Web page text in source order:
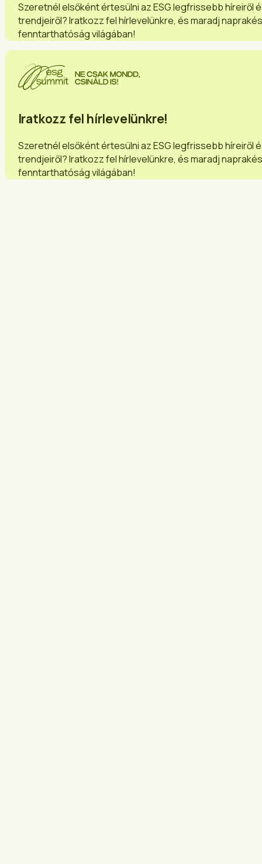
Szeretnél elsőként értesülni az ESG legfrissebb híreiről
trendjeiről? Iratkozz fel hírlevelünkre, és maradj
fenntarthatóság világában!
Iratkozz fel hírlevelünkre!
Szeretnél elsőként értesülni az ESG legfrissebb híreiről
trendjeiről? Iratkozz fel hírlevelünkre, és maradj
fenntarthatóság világában!